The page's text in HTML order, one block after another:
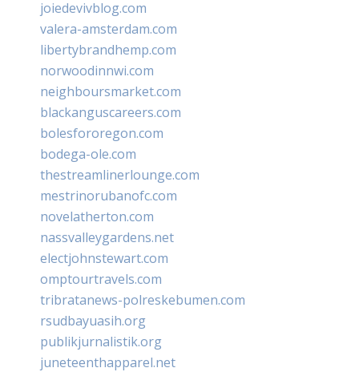
joiedevivblog.com
valera-amsterdam.com
libertybrandhemp.com
norwoodinnwi.com
neighboursmarket.com
blackanguscareers.com
bolesfororegon.com
bodega-ole.com
thestreamlinerlounge.com
mestrinorubanofc.com
novelatherton.com
nassvalleygardens.net
electjohnstewart.com
omptourtravels.com
tribratanews-polreskebumen.com
rsudbayuasih.org
publikjurnalistik.org
juneteenthapparel.net